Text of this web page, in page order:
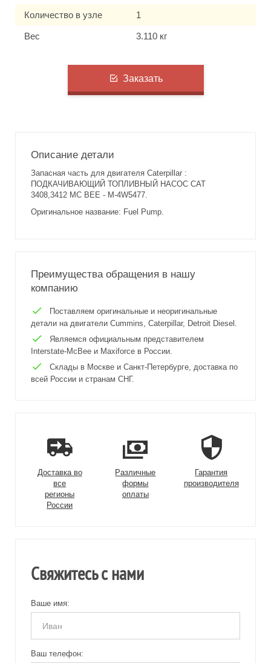
Количество в узле 1
Вес 3.110 кг
Заказать
Описание детали
Запасная часть для двигателя Caterpillar :
ПОДКАЧИВАЮЩИЙ ТОПЛИВНЫЙ НАСОС CAT
3408,3412 MC BEE - M-4W5477.
Оригинальное название: Fuel Pump.
Преимущества обращения в нашу
компанию
Поставляем оригинальные и неоригинальные
детали на двигатели Cummins, Caterpillar, Detroit Diesel.
Являемся официальным представителем
Interstate-McBee и Maxiforce в России.
Склады в Москве и Санкт-Петербурге, доставка по
всей России и странам СНГ.
Доставка во
все
регионы
России
Различные
формы
оплаты
Гарантия
производителя
Свяжитесь с нами
Ваше имя:
Ваш телефон: